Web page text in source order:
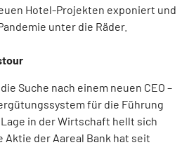
Hotel-Projekten exponiert und
unter die Räder.
Suche nach einem neuen CEO –
für die Führung
in der Wirtschaft hellt sich
Aktie der Aareal Bank hat seit